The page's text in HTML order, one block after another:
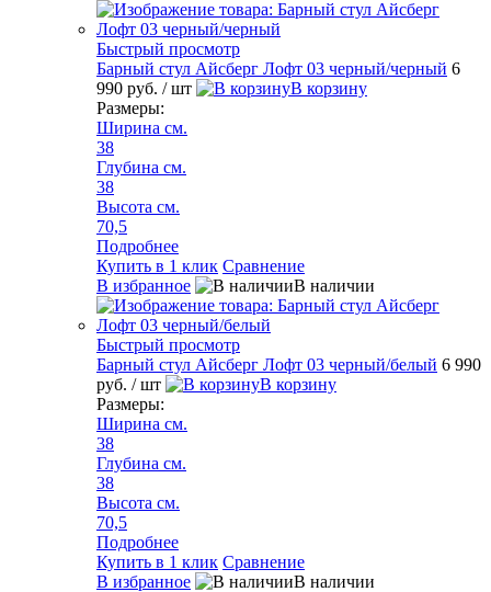
Быстрый просмотр
Барный стул Айсберг Лофт 03 черный/черный 6
990 руб. / шт
В корзину
Размеры:
Ширина см.
38
Глубина см.
38
Высота см.
70,5
Подробнее
Купить в 1 клик Сравнение
В избранное
В наличии
Быстрый просмотр
Барный стул Айсберг Лофт 03 черный/белый 6 990
руб. / шт
В корзину
Размеры:
Ширина см.
38
Глубина см.
38
Высота см.
70,5
Подробнее
Купить в 1 клик Сравнение
В избранное
В наличии